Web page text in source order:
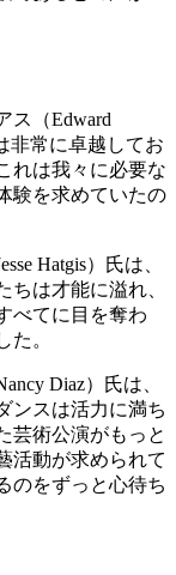
ス（Edward
非常に卓越してお
れは我々に必要な
験を求めていたの
Hatgis）氏は、
ちは才能に溢れ、
べてに目を奪わ
た。
Diaz）氏は、
ンスは活力に満ち
芸術公演がもっと
活動が求められて
のをずっと心待ち